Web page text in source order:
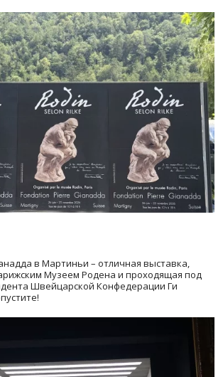
в Мартиньи – отличная выставка,
Музеем Родена и проходящая под
Швейцарской Конфедерации Ги